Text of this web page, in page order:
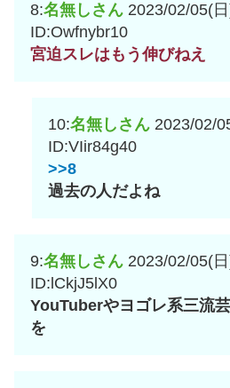
8:名無しさん 2023/02/05(
ID:Owfnybr10
宮迫スレはもう伸びねえ
10:名無しさん 2023/02/
ID:VIir84g40
>>8
過去の人だよね
9:名無しさん 2023/02/05(
ID:lCkjJ5lX0
YouTuberやヨゴレ系三流
を